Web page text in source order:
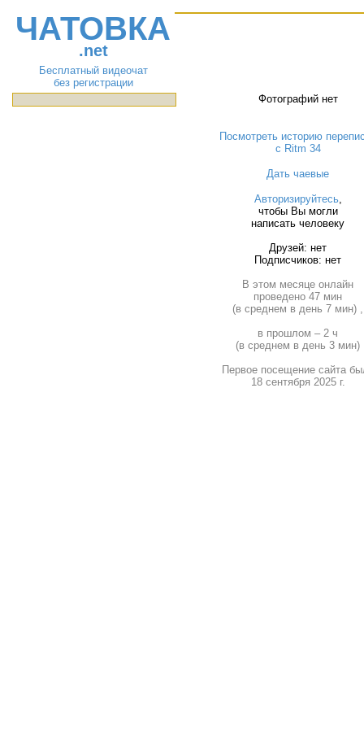
ЧАТОВКА
.net
Бесплатный видеочат
без регистрации
Фотографий нет
Посмотреть историю
с Ritm 34
Дать чаевые
Авторизируйтесь,
чтобы Вы могли
написать человеку
Друзей: нет
Подписчиков: нет
В этом месяце онлайн
проведено 47 мин
(в среднем в день 7 мин) ,
в прошлом – 2 ч
(в среднем в день 3 мин)
Первое посещение сайта
18 сентября 2025 г.